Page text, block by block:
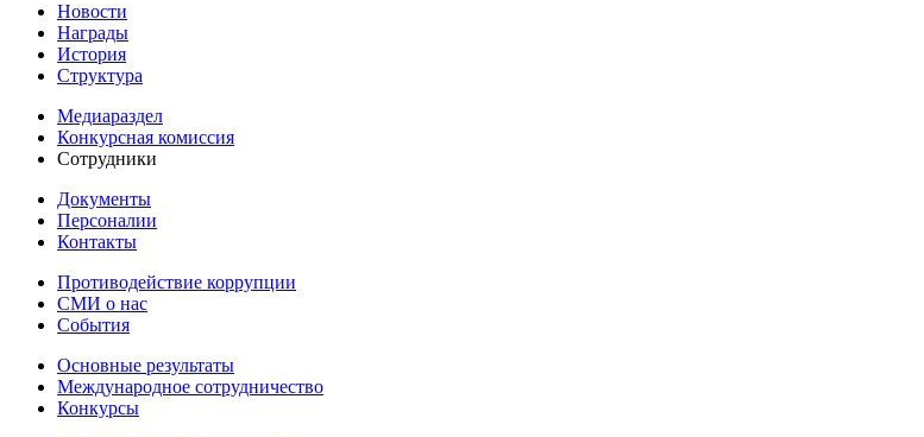
Новости
Награды
История
Структура
Медиараздел
Конкурсная комиссия
Сотрудники
Документы
Персоналии
Контакты
Противодействие коррупции
СМИ о нас
События
Основные результаты
Международное сотрудничество
Конкурсы